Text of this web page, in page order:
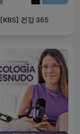
[KBS] 건강 365